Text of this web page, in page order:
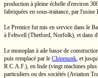
production à pleine échelle d'environ
fabriquées en sous-traitance, par l'usine
Le Prentice fut mis en service dans le
à Feltwell (Thetford, Norfolk), et dans
Le monoplan à aile basse de
puis remplacé par le Chipmunk, et
R.C.A.F.), en Inde (vingt machines
particuliers ou des sociétés (Aviation